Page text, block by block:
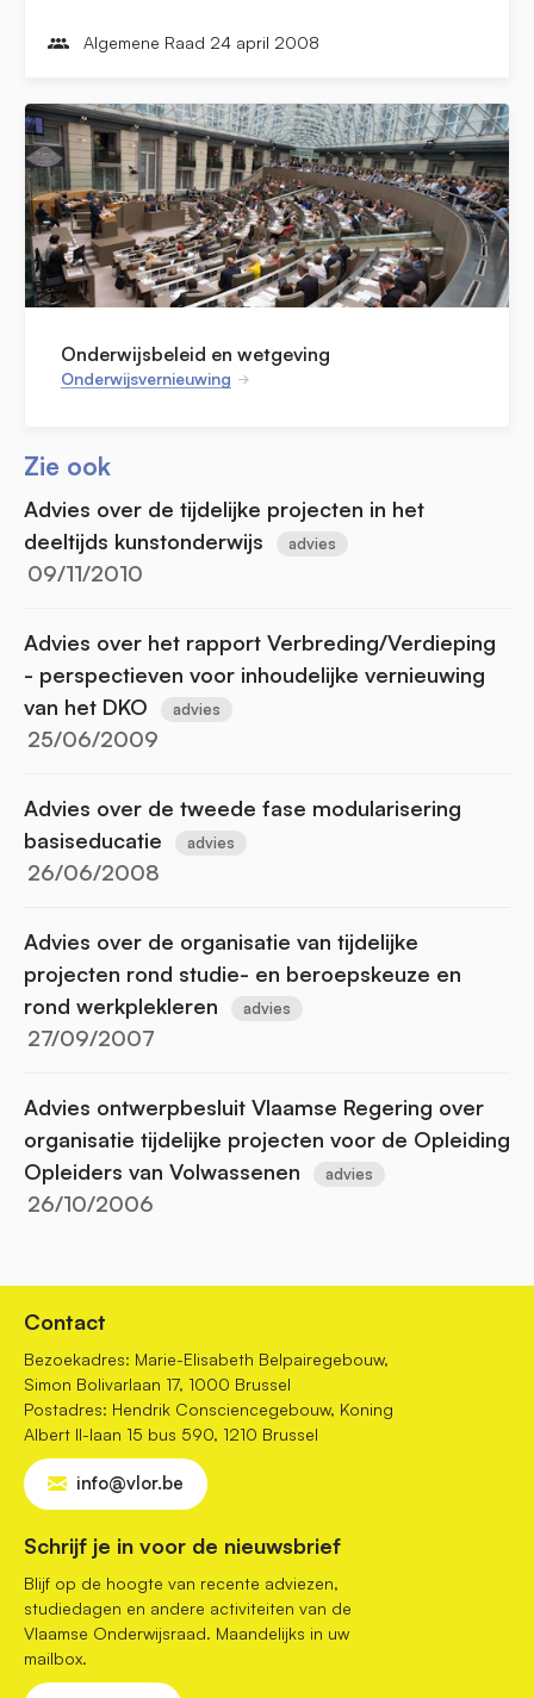
Algemene Raad 24 april 2008
Onderwijsbeleid en wetgeving
Onderwijsvernieuwing
Zie ook
Advies over de tijdelijke projecten in het
deeltijds kunstonderwijs
advies
09/11/2010
Advies over het rapport Verbreding/Verdieping
- perspectieven voor inhoudelijke vernieuwing
van het DKO
advies
25/06/2009
Advies over de tweede fase modularisering
basiseducatie
advies
26/06/2008
Advies over de organisatie van tijdelijke
projecten rond studie- en beroepskeuze en
rond werkplekleren
advies
27/09/2007
Advies ontwerpbesluit Vlaamse Regering over
organisatie tijdelijke projecten voor de Opleiding
Opleiders van Volwassenen
advies
26/10/2006
Contact
Bezoekadres: Marie-Elisabeth Belpairegebouw,
Simon Bolivarlaan 17, 1000 Brussel
Postadres: Hendrik Consciencegebouw, Koning
Albert II-laan 15 bus 590, 1210 Brussel
info@vlor.be
Schrijf je in voor de nieuwsbrief
Blijf op de hoogte van recente adviezen,
studiedagen en andere activiteiten van de
Vlaamse Onderwijsraad. Maandelijks in uw
mailbox.